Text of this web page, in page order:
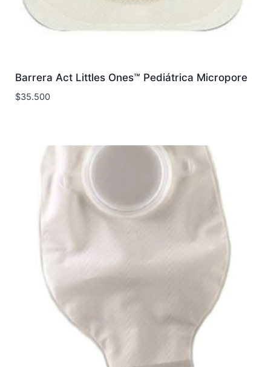
Barrera Act Littles Ones™ Pediátrica Micropore
$35.500